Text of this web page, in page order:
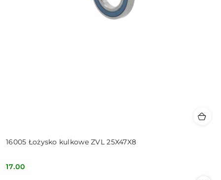
16005 Łożysko kulkowe ZVL 25X47X8
Cena:
17.00